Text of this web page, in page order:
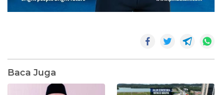
Baca Juga